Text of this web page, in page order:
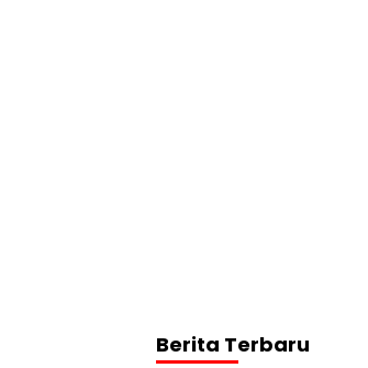
Berita Terbaru